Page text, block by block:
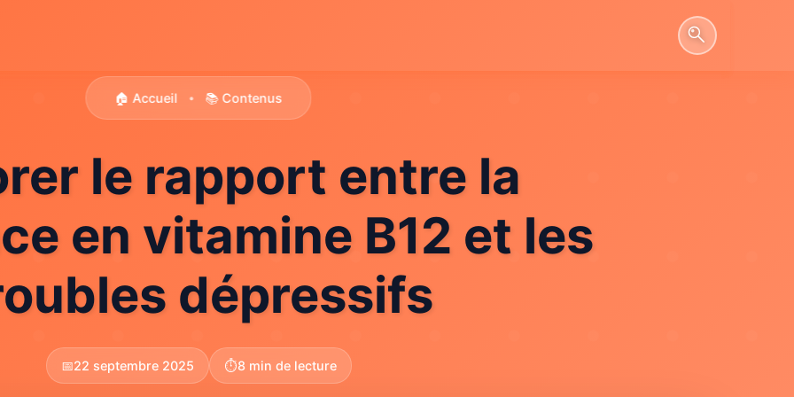
🏠 Accueil • 📚 Contenus
le rapport entre la
en vitamine B12 et les
dépressifs
📅22 septembre 2025 ⏱️8 min de lecture